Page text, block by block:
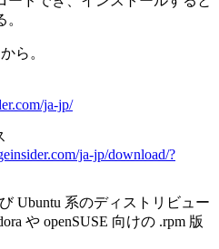
ら。
ja-jp/
ja-jp/download/?
Ubuntu 系のディストリビュー
や openSUSE 向けの .rpm 版